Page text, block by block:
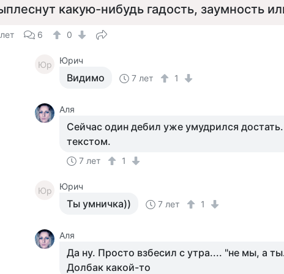
какую-нибудь гадость, заумность
6 0
Юр Юрич
Видимо 7 лет 1
Аля
Сейчас один дебил уже умудрился
текстом.
7 лет 1
Юр Юрич
Ты умничка)) 7 лет 1
Аля
Да ну. Просто взбесил с утра.... "не мы, а
Долбак какой-то